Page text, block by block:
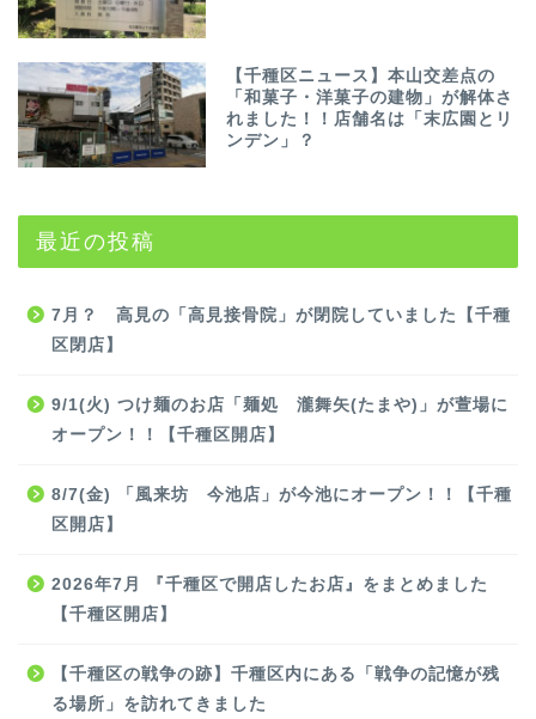
【千種区ニュース】本山交差点の
「和菓子・洋菓子の建物」が解体さ
れました！！店舗名は「末広園とリ
ンデン」？
最近の投稿
7月？ 高見の「高見接骨院」が閉院していました【千種
区閉店】
9/1(火) つけ麺のお店「麺処 瀧舞矢(たまや)」が萱場に
オープン！！【千種区開店】
8/7(金) 「風来坊 今池店」が今池にオープン！！【千種
区開店】
2026年7月 『千種区で開店したお店』をまとめました
【千種区開店】
【千種区の戦争の跡】千種区内にある「戦争の記憶が残
る場所」を訪れてきました